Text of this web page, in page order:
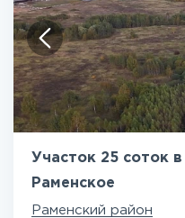
Участок 25 соток
Раменское
Раменский район